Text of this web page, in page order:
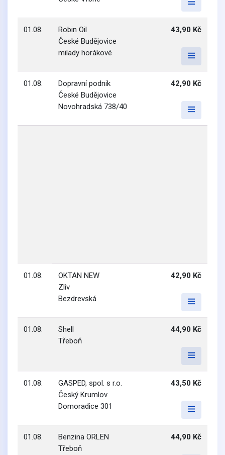
01.08.
Robin Oil
České Budějovice
milady horákové
43,90 Kč
01.08.
Dopravní podnik
České Budějovice
Novohradská 738/40
42,90 Kč
01.08.
OKTAN NEW
Zliv
Bezdrevská
42,90 Kč
01.08.
Shell
Třeboň
44,90 Kč
01.08.
GASPED, spol. s r.o.
Český Krumlov
Domoradice 301
43,50 Kč
01.08.
Benzina ORLEN
Třeboň
44,90 Kč